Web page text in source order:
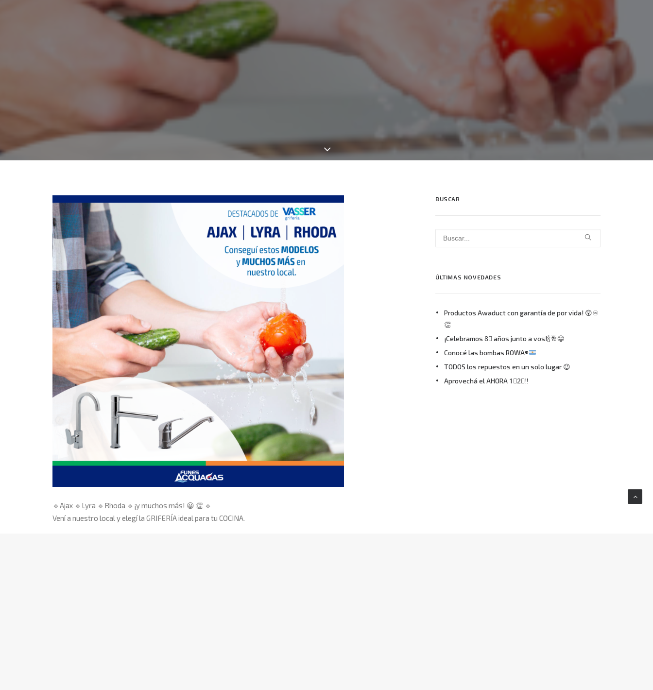
🔹 Ajax 🔹 Lyra 🔹 Rhoda 🔹 ¡y muchos más! 😀 👏 🔹
Vení a nuestro local y elegí la GRIFERÍA ideal para tu COCINA.
BUSCAR
ÚLTIMAS NOVEDADES
Productos Awaduct con garantía de por vida! 😲♾
👏
¡Celebramos 8⃣ años junto a vos!🍾🥂😁
Conocé las bombas ROWA®
TODOS los repuestos en un solo lugar 😉
Aprovechá el AHORA 1⃣2⃣‼